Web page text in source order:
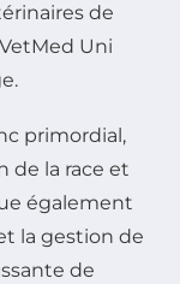
de
Uni
primordial,
de la race et
également
la gestion de
de